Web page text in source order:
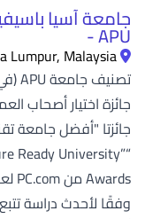
- APU
Lumpur, Malaysia
جائزتا "أفضل جامعة
Ready University”
وفقًا لأحدث دراسة